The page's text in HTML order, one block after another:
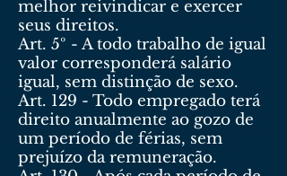
melhor reivindicar e exercer
seus direitos.
Art. 5º - A todo trabalho de igual
valor corresponderá salário
igual, sem distinção de sexo.
Art. 129 - Todo empregado terá
direito anualmente ao gozo de
um período de férias, sem
prejuízo da remuneração.